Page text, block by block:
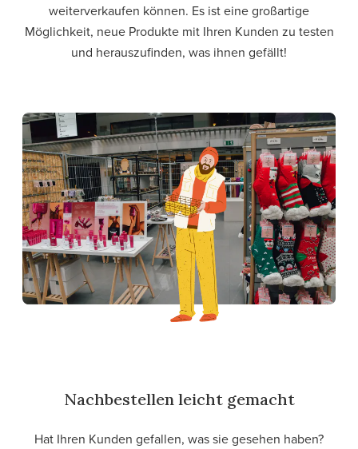
weiterverkaufen können. Es ist eine großartige
Möglichkeit, neue Produkte mit Ihren Kunden zu testen
und herauszufinden, was ihnen gefällt!
Nachbestellen leicht gemacht
Hat Ihren Kunden gefallen, was sie gesehen haben?